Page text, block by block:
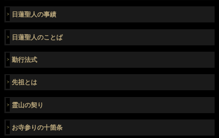
日蓮聖人の事績
日蓮聖人のことば
勤行法式
先祖とは
霊山の契り
お寺参りの十箇条